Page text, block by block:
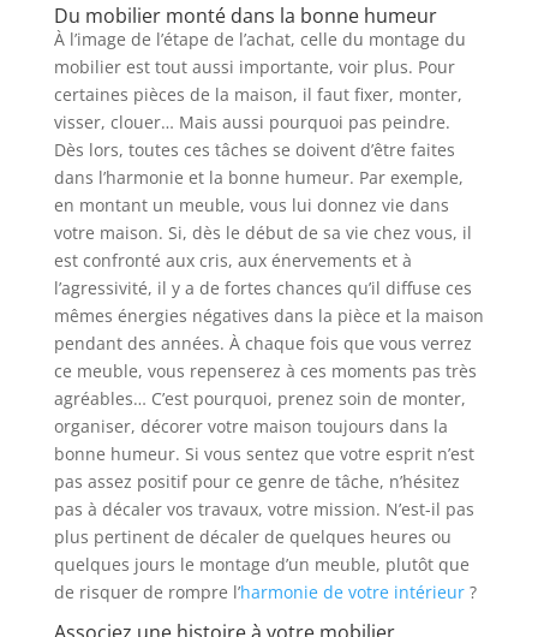
Du mobilier monté dans la bonne humeur
À l’image de l’étape de l’achat, celle du montage du
mobilier est tout aussi importante, voir plus. Pour
certaines pièces de la maison, il faut fixer, monter,
visser, clouer… Mais aussi pourquoi pas peindre.
Dès lors, toutes ces tâches se doivent d’être faites
dans l’harmonie et la bonne humeur. Par exemple,
en montant un meuble, vous lui donnez vie dans
votre maison. Si, dès le début de sa vie chez vous, il
est confronté aux cris, aux énervements et à
l’agressivité, il y a de fortes chances qu’il diffuse ces
mêmes énergies négatives dans la pièce et la maison
pendant des années. À chaque fois que vous verrez
ce meuble, vous repenserez à ces moments pas très
agréables… C’est pourquoi, prenez soin de monter,
organiser, décorer votre maison toujours dans la
bonne humeur. Si vous sentez que votre esprit n’est
pas assez positif pour ce genre de tâche, n’hésitez
pas à décaler vos travaux, votre mission. N’est-il pas
plus pertinent de décaler de quelques heures ou
quelques jours le montage d’un meuble, plutôt que
de risquer de rompre l’harmonie de votre intérieur?